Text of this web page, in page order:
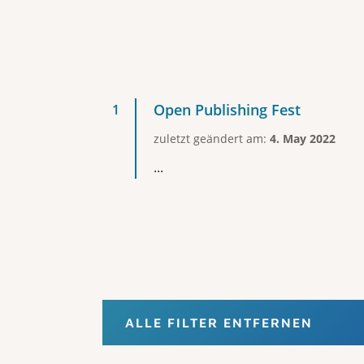
Open Publishing Fest
zuletzt geändert am: 4. May 2022
...
ALLE FILTER ENTFERNEN